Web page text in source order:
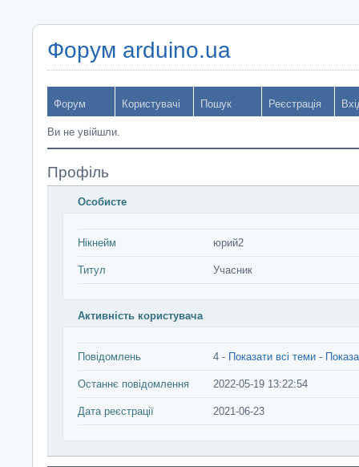
Форум arduino.ua
Форум Користувачі Пошук Реєстрація
Ви не увійшли.
Профіль
Особисте
Нікнейм юрий2
Титул Учасник
Активність користувача
Повідомлень 4 - Показати всі теми -
Останнє повідомлення 2022-05-19 13:22:54
Дата реєстрації 2021-06-23